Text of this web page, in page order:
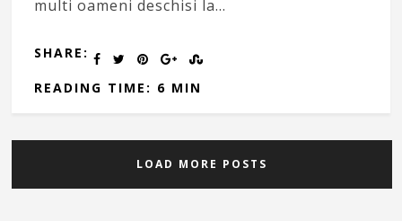
multi oameni deschisi la…
SHARE:
READING TIME: 6 MIN
LOAD MORE POSTS